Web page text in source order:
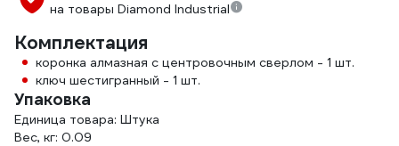
на товары Diamond Industrial
Комплектация
коронка алмазная с центровочным сверлом - 1 шт.
ключ шестигранный - 1 шт.
Упаковка
Единица товара: Штука
Вес, кг: 0.09